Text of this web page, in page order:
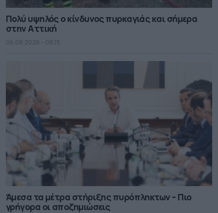
Πολύ υψηλός ο κίνδυνος πυρκαγιάς και σήμερα
στην Αττική
06.08.2026 - 08.15
Άμεσα τα μέτρα στήριξης πυρόπληκτων – Πιο
γρήγορα οι αποζημιώσεις